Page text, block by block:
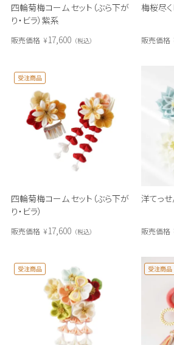
四輪菊梅コーム セット（ぶら下が
り・ビラ）紫系
販売価格 ¥17,600 税込
梅桜尽く
販売価格
四輪菊梅コーム セット（ぶら下が
り・ビラ）
受注商品
販売価格 ¥17,600 税込
洋てっせ
販売価格
受注商品 受注商品